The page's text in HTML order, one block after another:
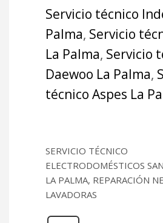
Servicio técnico
Palma, Servicio
La Palma, Servicio
Daewoo La Palma,
técnico Aspes La
SERVICIO TÉCNICO
ELECTRODOMÉSTICOS
LA PALMA, REPARACIÓN
LAVADORAS